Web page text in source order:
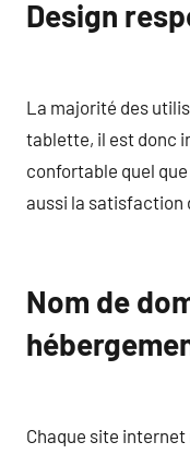
Design
La majorité des
tablette, il est donc
confortable quel
aussi la satisfaction
Nom de
Chaque site